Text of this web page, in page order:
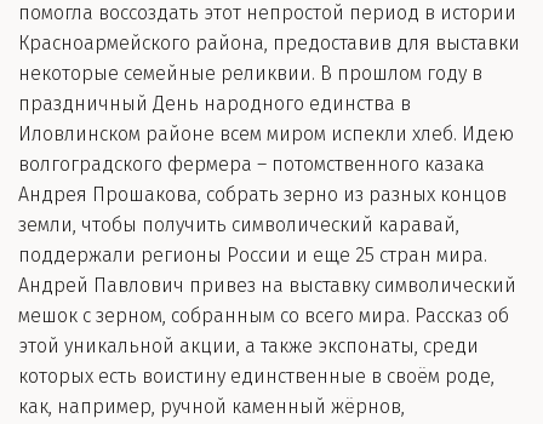
помогла воссоздать этот непростой период в истории
Красноармейского района, предоставив для выставки
некоторые семейные реликвии. В прошлом году в
праздничный День народного единства в
Иловлинском районе всем миром испекли хлеб. Идею
волгоградского фермера – потомственного казака
Андрея Прошакова, собрать зерно из разных концов
земли, чтобы получить символический каравай,
поддержали регионы России и еще 25 стран мира.
Андрей Павлович привез на выставку символический
мешок с зерном, собранным со всего мира. Рассказ об
этой уникальной акции, а также экспонаты, среди
которых есть воистину единственные в своём роде,
как, например, ручной каменный жёрнов,